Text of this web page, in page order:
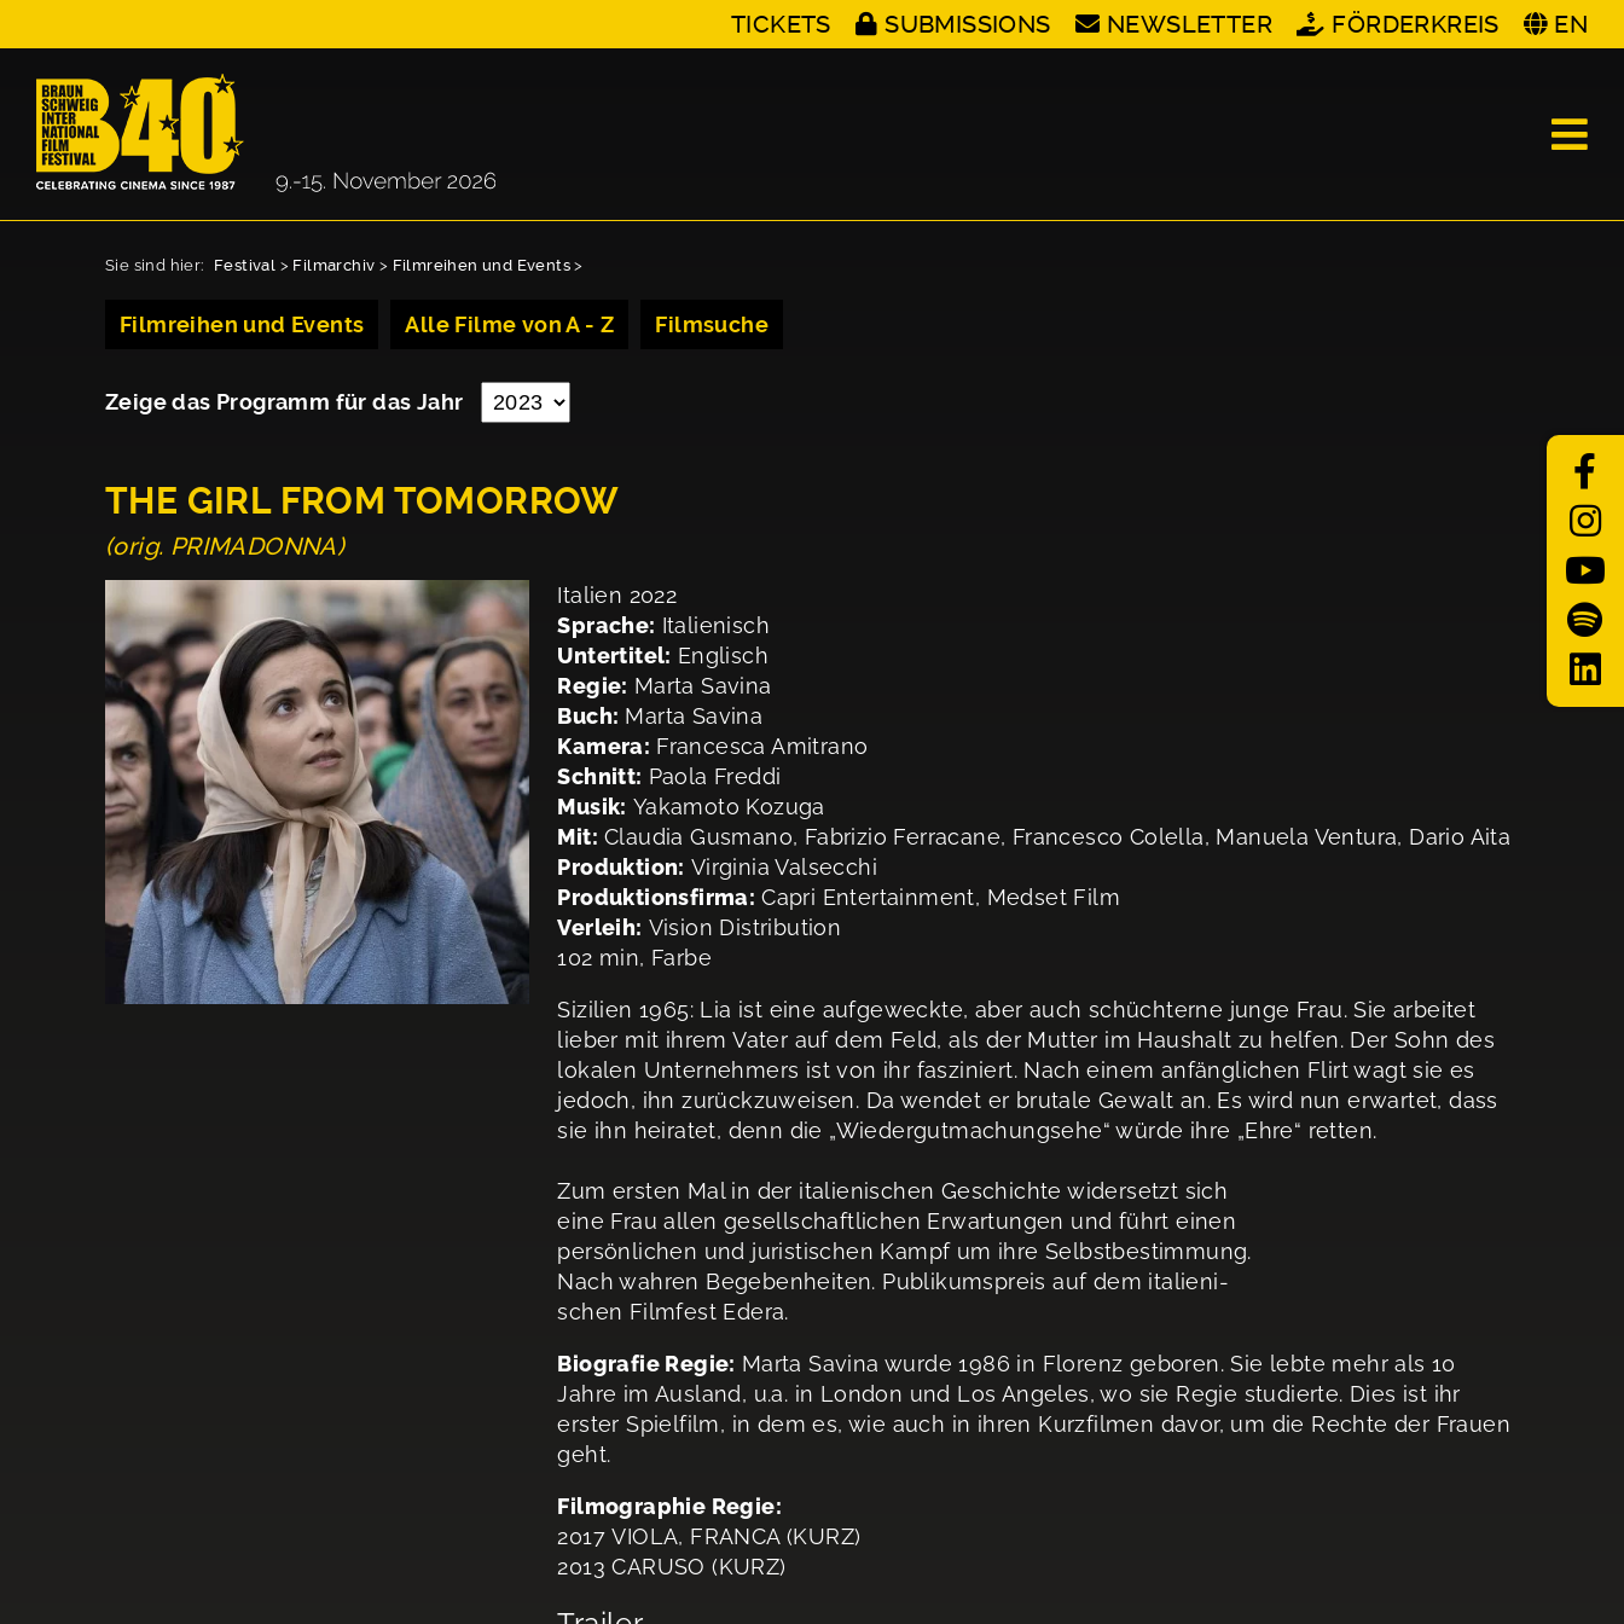
TICKETS SUBMISSIONS NEWSLETTER FÖRDERKREIS EN
Sie sind hier: Festival > Filmarchiv > Filmreihen und Events >
Filmreihen und Events Alle Filme von A - Z Filmsuche
Zeige das Programm für das Jahr
THE GIRL FROM TOMORROW
(orig. PRIMADONNA)
Italien 2022
Sprache: Italienisch
Untertitel: Englisch
Regie: Marta Savina
Buch: Marta Savina
Kamera: Francesca Amitrano
Schnitt: Paola Freddi
Musik: Yakamoto Kozuga
Mit: Claudia Gusmano, Fabrizio Ferracane, Francesco Colella, Manuela Ventura, Dario Aita
Produktion: Virginia Valsecchi
Produktionsfirma: Capri Entertainment, Medset Film
Verleih: Vision Distribution
102 min, Farbe
Sizilien 1965: Lia ist eine aufgeweckte, aber auch schüchterne junge Frau. Sie arbeitet
lieber mit ihrem Vater auf dem Feld, als der Mutter im Haushalt zu helfen. Der Sohn des
lokalen Unternehmers ist von ihr fasziniert. Nach einem anfänglichen Flirt wagt sie es
jedoch, ihn zurückzuweisen. Da wendet er brutale Gewalt an. Es wird nun erwartet, dass
sie ihn heiratet, denn die „Wiedergutmachungsehe“ würde ihre „Ehre“ retten.
Zum ersten Mal in der italienischen Geschichte widersetzt sich
eine Frau allen gesellschaftlichen Erwartungen und führt einen
persönlichen und juristischen Kampf um ihre Selbstbestimmung.
Nach wahren Begebenheiten. Publikumspreis auf dem italieni-
schen Filmfest Edera.
Biografie Regie: Marta Savina wurde 1986 in Florenz geboren. Sie lebte mehr als 10
Jahre im Ausland, u.a. in London und Los Angeles, wo sie Regie studierte. Dies ist ihr
erster Spielfilm, in dem es, wie auch in ihren Kurzfilmen davor, um die Rechte der Frauen
geht.
Filmographie Regie:
2017 VIOLA, FRANCA (KURZ)
2013 CARUSO (KURZ)